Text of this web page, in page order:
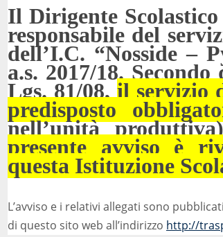
Il Dirigente
responsabile del
dell’I.C. “Nosside –
a.s. 2017/18.
Lgs. 81/08,il servizio
predisposto
nell’unità
presente avviso è
questa Istituzione
L’avviso e i relativi allegati sono
di questo sito web all’indirizzo http://